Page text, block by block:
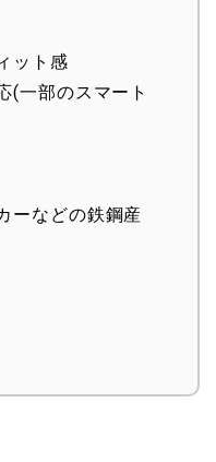
ット感
(一部のスマート
ーなどの鉄鋼産